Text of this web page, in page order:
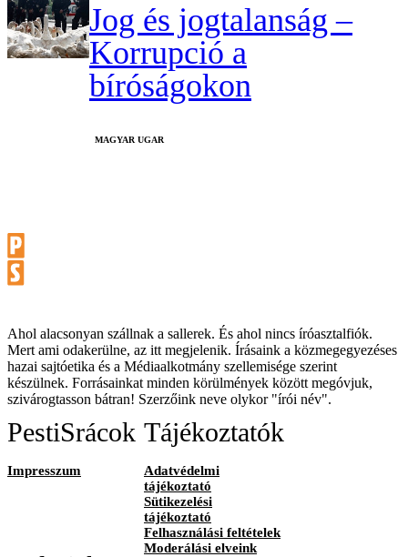
Jog és jogtalanság –
Korrupció a
bíróságokon
MAGYAR UGAR
Ahol alacsonyan szállnak a sallerek. És ahol nincs íróasztalfiók.
Mert ami odakerülne, az itt megjelenik. Írásaink a közmegegyezéses
hazai sajtóetika és a Médiaalkotmány szellemisége szerint
készülnek. Forrásainkat minden körülmények között megóvjuk,
szivárogtasson bátran! Szerzőink neve olykor "írói név".
PestiSrácok
Impresszum
Tájékoztatók
Adatvédelmi
tájékoztató
Sütikezelési
tájékoztató
Felhasználási feltételek
Moderálási elveink